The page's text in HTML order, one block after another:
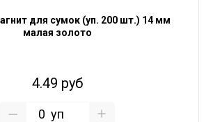
для сумок (уп. 200 шт.) 14 мм
малая золото
4.49 руб
уп